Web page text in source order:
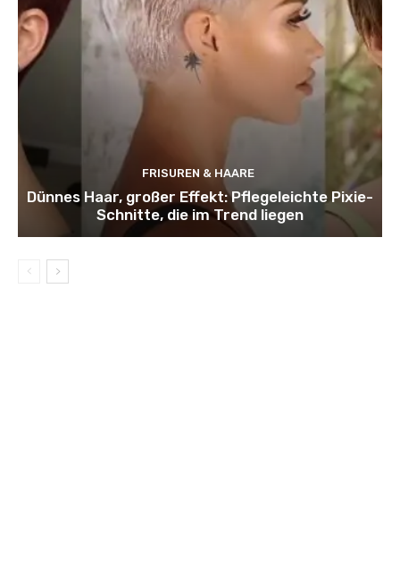
FRISUREN & HAARE
Dünnes Haar, großer Effekt: Pflegeleichte Pixie-
Schnitte, die im Trend liegen